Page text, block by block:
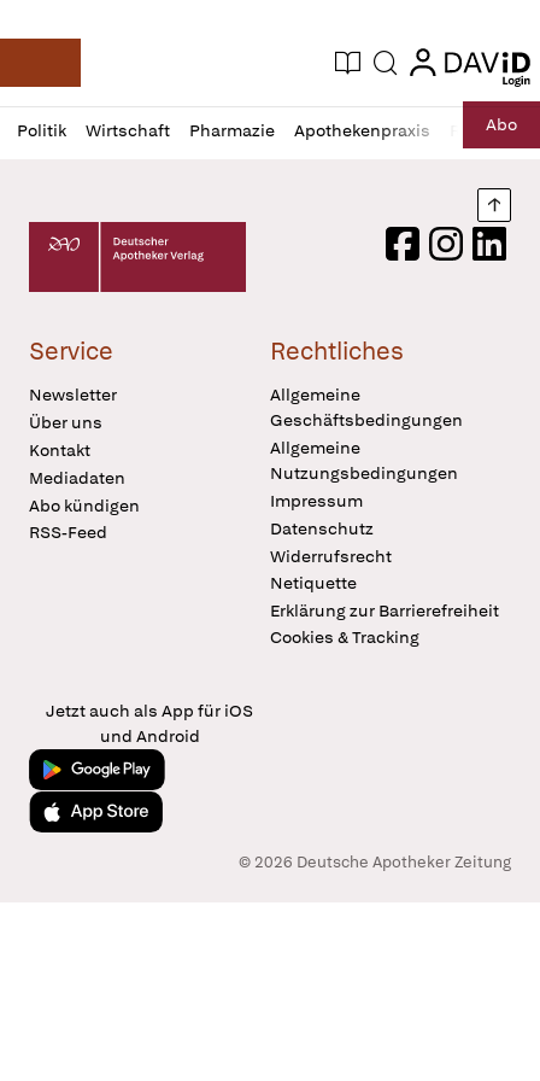
Deutsche Apotheker Zeitung
Aktuelle Ausgabe
Suche login
login
Politik Wirtschaft Pharmazie Apothekenpraxis RechtAbo
Profil
öffnen
Daz
Pur
Deutscher Apotheker Verlag Logo
FacebookInstagram
Service
Newsletter
Über uns
Kontakt
Mediadaten
Abo kündigen
RSS-Feed
Rechtliches
Allgemeine
Geschäftsbedingungen
Allgemeine
Nutzungsbedingungen
Impressum
Datenschutz
Widerrufsrecht
Netiquette
Erklärung zur Barrierefreiheit
Cookies & Tracking
Jetzt auch als App für iOS
und Android
Jetzt bei Google Play
Laden im App Store
© 2026 Deutsche Apotheker Zeitung